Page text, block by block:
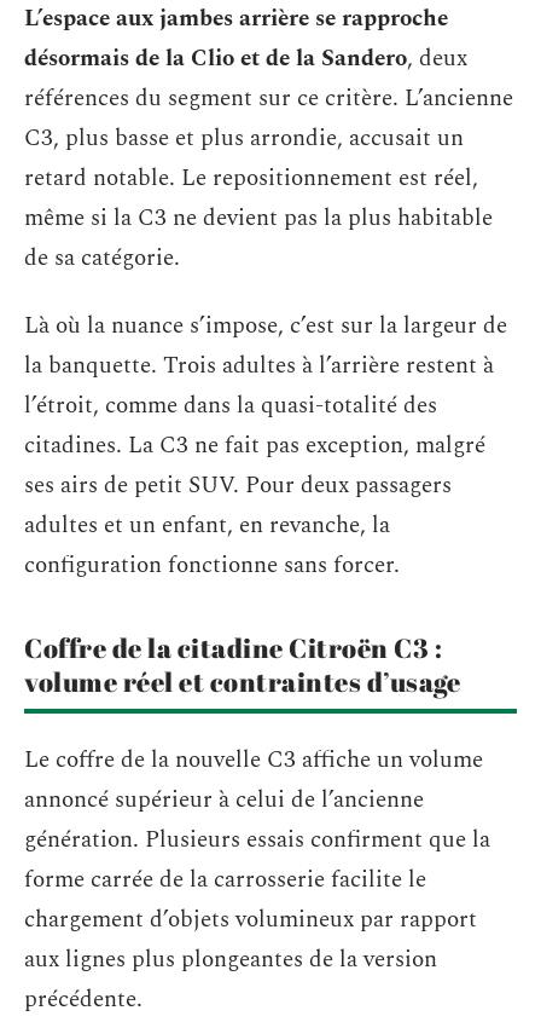
L’espace aux jambes arrière se rapproche
désormais de la Clio et de la Sandero, deux
références du segment sur ce critère. L’ancienne
C3, plus basse et plus arrondie, accusait un
retard notable. Le repositionnement est réel,
même si la C3 ne devient pas la plus habitable
de sa catégorie.
Là où la nuance s’impose, c’est sur la largeur de
la banquette. Trois adultes à l’arrière restent à
l’étroit, comme dans la quasi-totalité des
citadines. La C3 ne fait pas exception, malgré
ses airs de petit SUV. Pour deux passagers
adultes et un enfant, en revanche, la
configuration fonctionne sans forcer.
Coffre de la citadine Citroën C3 :
volume réel et contraintes d’usage
Le coffre de la nouvelle C3 affiche un volume
annoncé supérieur à celui de l’ancienne
génération. Plusieurs essais confirment que la
forme carrée de la carrosserie facilite le
chargement d’objets volumineux par rapport
aux lignes plus plongeantes de la version
précédente.